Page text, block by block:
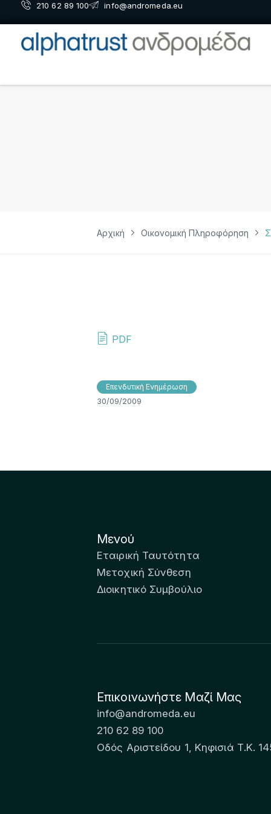
210 62 89 100 info@andromeda.eu
Αρχική Οικονομική Πληροφόρηση
PDF
Επενδυτική Ενημέρωση
30/09/2009
Μενού
Εταιρική Ταυτότητα
Μετοχική Σύνθεση
Διοικητικό Συμβούλιο
Επικοινωνήστε Μαζί Μας
info@andromeda.eu
210 62 89 100
Οδός Αριστείδου 1, Κηφισιά Τ.Κ.